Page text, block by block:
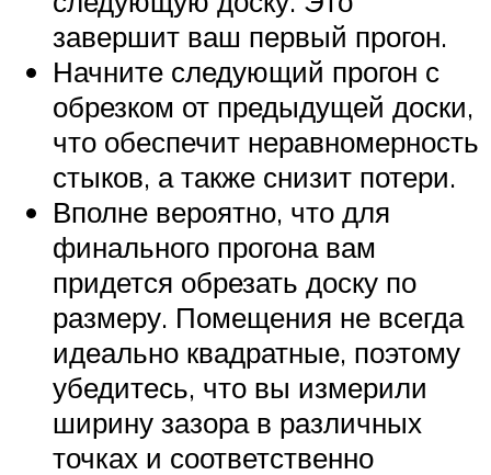
завершит ваш первый прогон.
Начните следующий прогон с
обрезком от предыдущей доски,
что обеспечит неравномерность
стыков, а также снизит потери.
Вполне вероятно, что для
финального прогона вам
придется обрезать доску по
размеру. Помещения не всегда
идеально квадратные, поэтому
убедитесь, что вы измерили
ширину зазора в различных
точках и соответственно